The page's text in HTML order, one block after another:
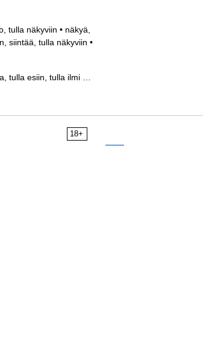
tulla näkyviin • näkyä,
siintää, tulla näkyviin •
tulla esiin, tulla ilmi …
18+